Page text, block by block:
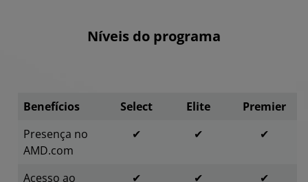
Níveis do programa
Benefícios Select Elite
Premier
Presença no
AMD.com
✔ ✔ ✔
Acesso ao ✔ ✔ ✔